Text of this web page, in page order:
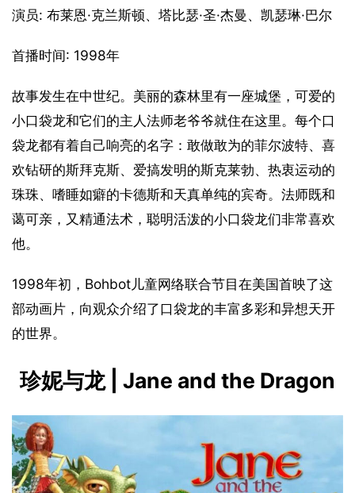
演员: 布莱恩·克兰斯顿、塔比瑟·圣·杰曼、凯瑟琳·巴尔
首播时间: 1998年
故事发生在中世纪。美丽的森林里有一座城堡，可爱的
小口袋龙和它们的主人法师老爷爷就住在这里。每个口
袋龙都有着自己响亮的名字：敢做敢为的菲尔波特、喜
欢钻研的斯拜克斯、爱搞发明的斯克莱勃、热衷运动的
珠珠、嗜睡如癖的卡德斯和天真单纯的宾奇。法师既和
蔼可亲，又精通法术，聪明活泼的小口袋龙们非常喜欢
他。
1998年初，Bohbot儿童网络联合节目在美国首映了这
部动画片，向观众介绍了口袋龙的丰富多彩和异想天开
的世界。
珍妮与龙 | Jane and the Dragon